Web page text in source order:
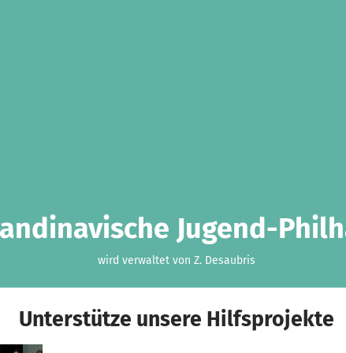
Jugend-
wird verwaltet von Z. Desaubris
Unterstütze unsere Hilfsprojekte